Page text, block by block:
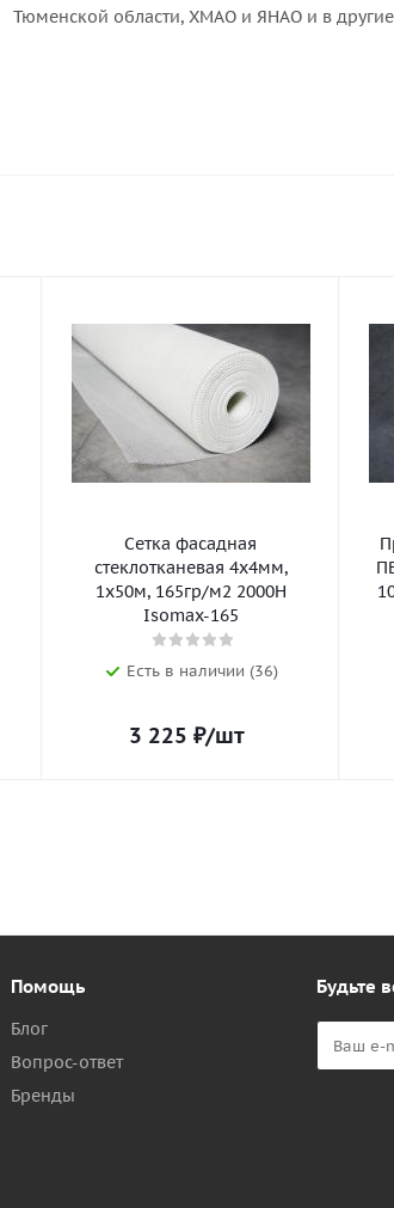
Тюменской области, ХМАО и ЯНАО и в
Сетка фасадная
стеклотканевая 4х4мм,
1х50м, 165гр/м2 2000Н
Isomax-165
Есть в наличии (36)
3 225 ₽/шт
Помощь
Блог
Вопрос-ответ
Бренды
Будьте